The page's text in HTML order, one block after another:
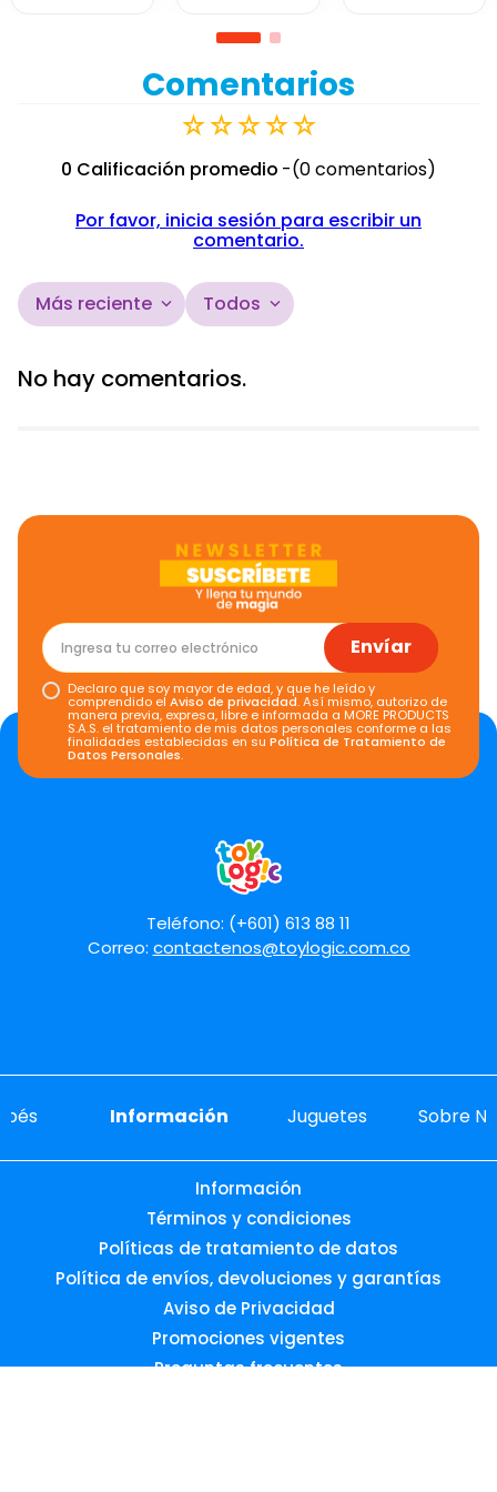
Comentarios
☆☆☆☆☆
0 Calificación promedio
(0 comentarios)
Por favor, inicia sesión para escribir un
comentario.
Más reciente Todos
No hay comentarios.
Envíar
Declaro que soy mayor de edad, y que he leído y
comprendido elAviso de privacidad. Así mismo, autorizo de
manera previa, expresa, libre e informada a MORE PRODUCTS
S.A.S. el tratamiento de mis datos personales conforme a las
finalidades establecidas en suPolítica de Tratamiento de
Datos Personales.
Teléfono: (+601) 613 88 11
Correo: contactenos@toylogic.com.co
Información Juguetes Sobre
Información
Términos y condiciones
Políticas de tratamiento de datos
Política de envíos, devoluciones y garantías
Aviso de Privacidad
Promociones vigentes
Preguntas frecuentes